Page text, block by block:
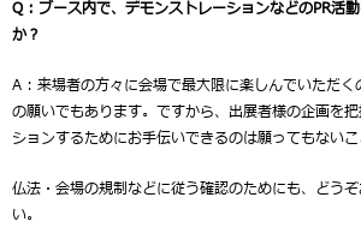
Q : ブース内で、デモンストレーションなどのPR活
か？
A : 来場者の方々に会場で最大限に楽しんでいただ
の願いでもあります。ですから、出展者様の企画を
ションするためにお手伝いできるのは願ってもない
仏法・会場の規制などに従う確認のためにも、どう
い。